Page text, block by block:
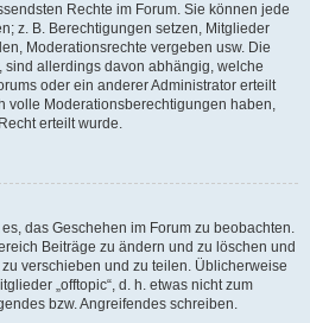
Rechte im Forum. Sie können jede
z. B. Berechtigungen setzen, Mitglieder
Moderationsrechte vergeben usw. Die
sind allerdings davon abhängig, welche
oder ein anderer Administrator erteilt
volle Moderationsberechtigungen haben,
erteilt wurde.
das Geschehen im Forum zu beobachten.
Beiträge zu ändern und zu löschen und
verschieben und zu teilen. Üblicherweise
„offtopic“, d. h. etwas nicht zum
bzw. Angreifendes schreiben.